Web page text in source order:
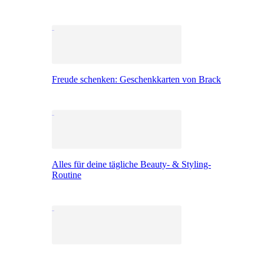
Freude schenken: Geschenkkarten von Brack
Alles für deine tägliche Beauty- & Styling-
Routine